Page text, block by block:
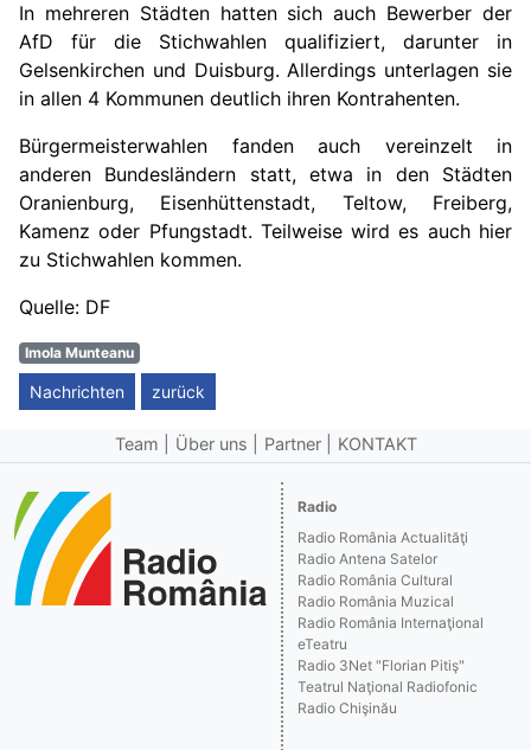
In mehreren Städten hatten sich auch Bewerber der
AfD für die Stichwahlen qualifiziert, darunter in
Gelsenkirchen und Duisburg. Allerdings unterlagen sie
in allen 4 Kommunen deutlich ihren Kontrahenten.
Bürgermeisterwahlen fanden auch vereinzelt in
anderen Bundesländern statt, etwa in den Städten
Oranienburg, Eisenhüttenstadt, Teltow, Freiberg,
Kamenz oder Pfungstadt. Teilweise wird es auch hier
zu Stichwahlen kommen.
Quelle: DF
Imola Munteanu
Nachrichten zurück
Team Über uns Partner KONTAKT
Radio
Radio România Actualităţi
Radio Antena Satelor
Radio România Cultural
Radio România Muzical
Radio România Internaţional
eTeatru
Radio 3Net "Florian Pitiş"
Teatrul Naţional Radiofonic
Radio Chişinău